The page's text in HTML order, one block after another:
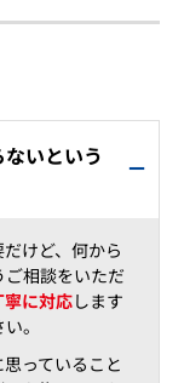
いという
けど、何から
相談をいただ
に対応します
。
っていること